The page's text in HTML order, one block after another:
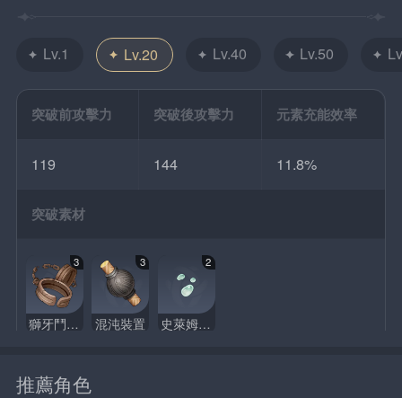
Lv.1 Lv.20 Lv.40 Lv.50
突破前攻擊力 突破後攻擊力 元素充能效率
119 144 11.8%
突破素材
3
獅牙鬥士的枷鎖
3
混沌裝置
2
史萊姆凝液
推薦角色